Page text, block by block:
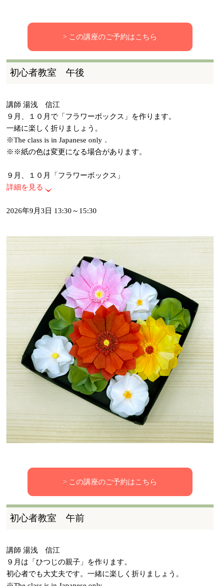
> この講座のご予約はこちら
初心者教室 午後
講師 湯浅 信江
９月、１０月で「フラワーボックス」を作ります。
一緒に楽しく折りましょう。
※The class is in Japanese only．
※※紙の色は変更になる場合があります。
９月、１０月「フラワーボックス」
詳細を見る
2026年9月3日 13:30～15:30
> この講座のご予約はこちら
初心者教室 午前
講師 湯浅 信江
９月は「ひつじの親子」を作ります。
初心者でも大丈夫です。一緒に楽しく折りましょう。